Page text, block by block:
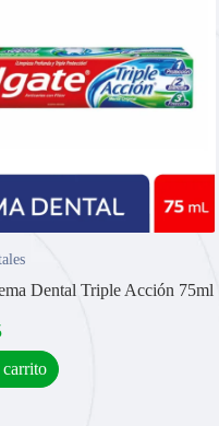
Dental Triple Acción 75ml